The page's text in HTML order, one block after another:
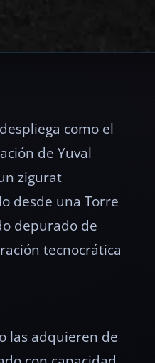
como el
de Yuval
zigurat
desde una Torre
depurado de
tecnocrática
las adquieren de